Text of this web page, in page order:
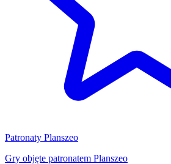
Patronaty Planszeo
Gry objęte patronatem Planszeo